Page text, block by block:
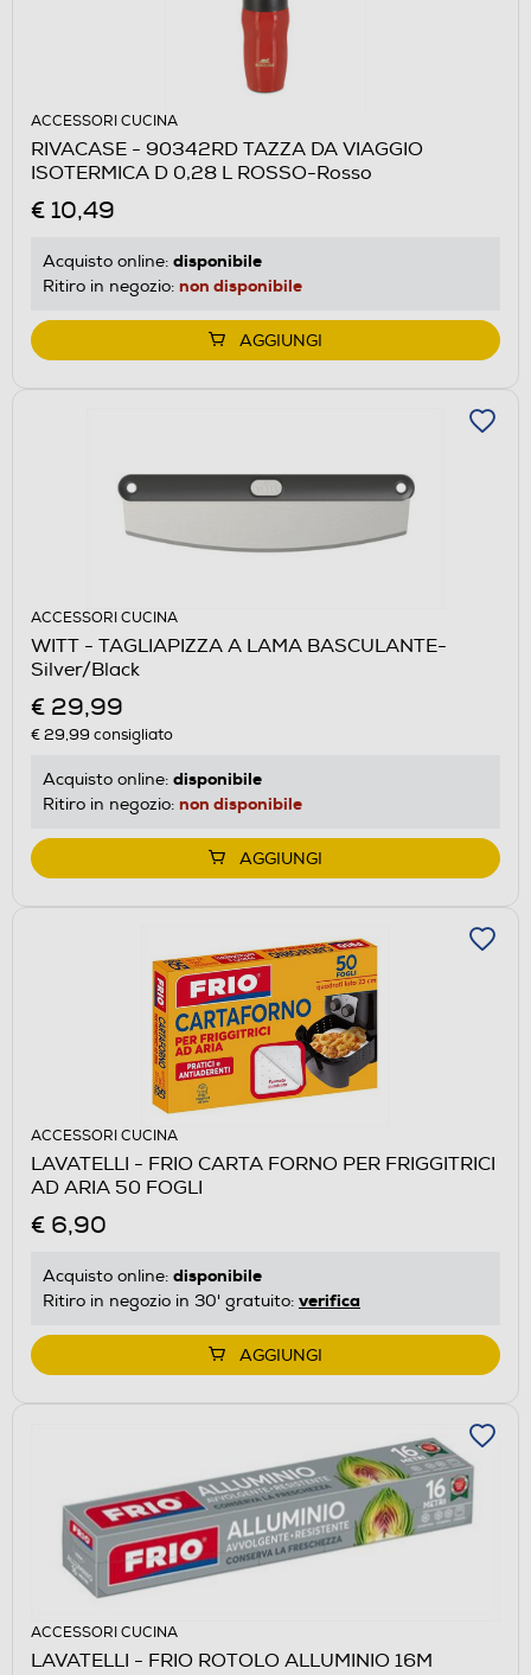
ACCESSORI CUCINA
RIVACASE - 90342RD TAZZA DA VIAGGIO
ISOTERMICA D 0,28 L ROSSO-Rosso
€ 10,49
Acquisto online: disponibile
Ritiro in negozio: non disponibile
AGGIUNGI
ACCESSORI CUCINA
WITT - TAGLIAPIZZA A LAMA BASCULANTE-
Silver/Black
€ 29,99
€ 29,99 consigliato
Acquisto online: disponibile
Ritiro in negozio: non disponibile
AGGIUNGI
ACCESSORI CUCINA
LAVATELLI - FRIO CARTA FORNO PER FRIGGITRICI
AD ARIA 50 FOGLI
€ 6,90
Acquisto online: disponibile
Ritiro in negozio in 30' gratuito: verifica
AGGIUNGI
ACCESSORI CUCINA
LAVATELLI - FRIO ROTOLO ALLUMINIO 16M